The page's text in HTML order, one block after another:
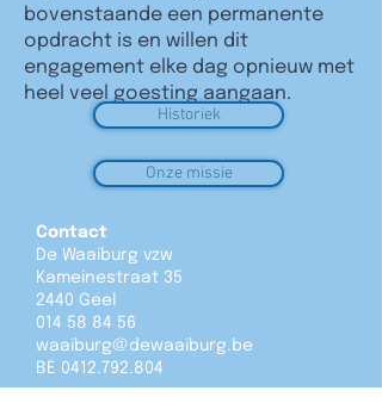
bovenstaande een permanente
opdracht is en willen dit
engagement elke dag opnieuw met
heel veel goesting aangaan.
Historiek
Onze missie
Contact
De Waaiburg vzw
Kameinestraat 35
2440 Geel
014 58 84 56
waaiburg@dewaaiburg.be
BE 0412.792.804